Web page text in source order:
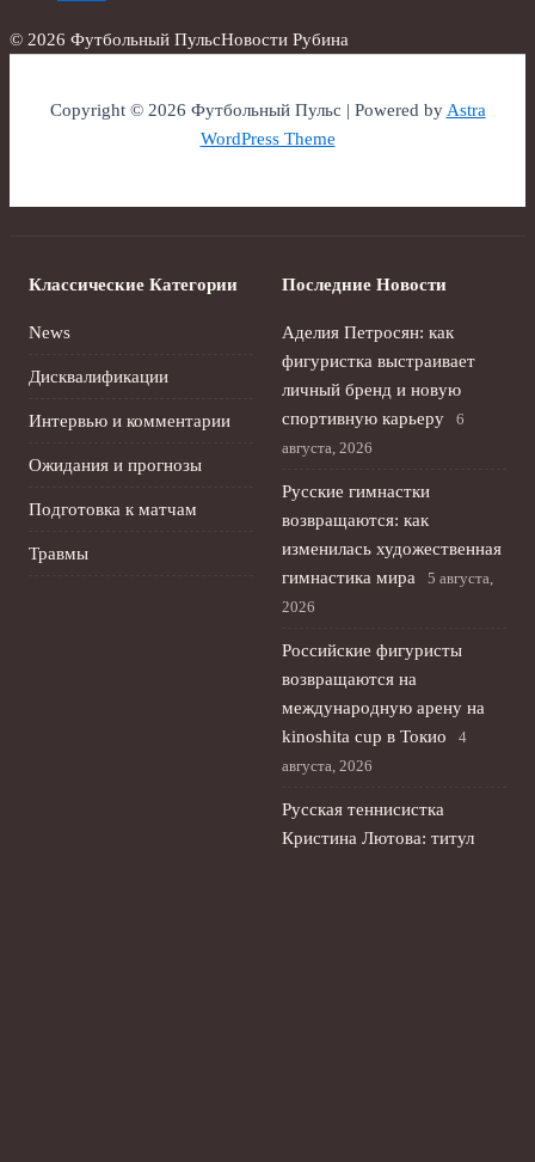
© 2026 Футбольный ПульсНовости Рубина
Copyright © 2026 Футбольный Пульс | Powered byAstra
WordPress Theme
Классические Категории
News
Дисквалификации
Интервью и комментарии
Ожидания и прогнозы
Подготовка к матчам
Травмы
Последние Новости
Аделия Петросян: как
фигуристка выстраивает
личный бренд и новую
спортивную карьеру
6
августа, 2026
Русские гимнастки
возвращаются: как
изменилась художественная
гимнастика мира
5 августа,
2026
Российские фигуристы
возвращаются на
международную арену на
kinoshita cup в Токио
4
августа, 2026
Русская теннисистка
Кристина Лютова: титул